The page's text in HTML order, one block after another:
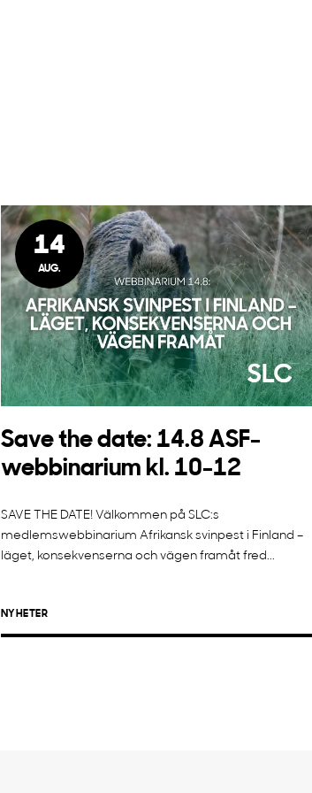
14
AUG.
Save the date: 14.8 ASF-
webbinarium kl. 10-12
SAVE THE DATE! Välkommen på SLC:s
medlemswebbinarium Afrikansk svinpest i Finland –
läget, konsekvenserna och vägen framåt fred...
NYHETER